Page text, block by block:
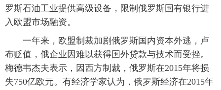
罗斯石油工业提供高级设备，限制俄罗斯国有银行进
入欧盟市场融资。
一年来，欧盟制裁加剧俄罗斯国内资本外逃，卢
布贬值，俄企业因难以获得国外贷款与技术而受挫。
梅德韦杰夫表示，因西方制裁，俄罗斯在2015年将损
失750亿欧元。有经济学家认为，俄罗斯经济在2015年